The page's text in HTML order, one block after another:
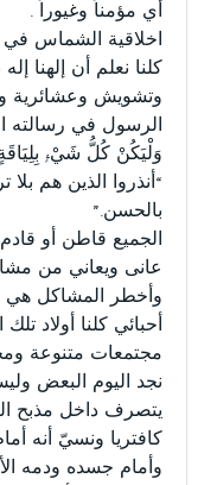
أي مؤمناً وغيوراً .
اخلاقية الشماس في
كلنا نعلم أن إلهنا
وتشويش وعشائرية
الرسول في رسالته
وَلْيَكُنْ كُلُّ شَيْءٍ
“أنذروا الذين هم
بالحسن.”
الجميع قاطن أو
عانى ويعاني من
وأخطر المشاكل هي
أحبائي كلنا أولاد
مجتمعات متنوعة
نجد اليوم البعض
يتصرف داخل مذبح
كافتريا ونسيّ أنه
وأمام جسده ودمه